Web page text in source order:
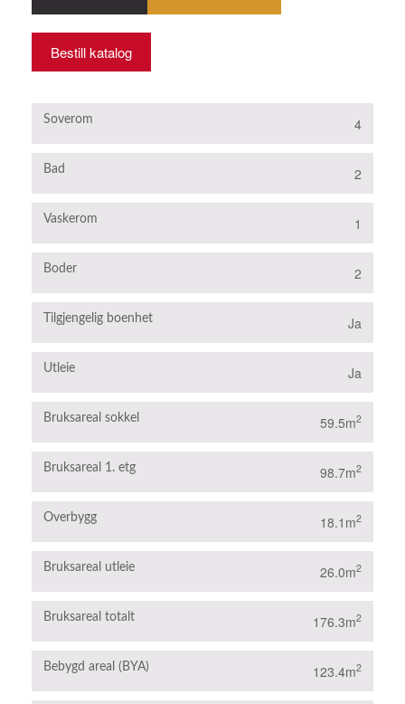
Bestill katalog
Soverom 4
Bad 2
Vaskerom 1
Boder 2
Tilgjengelig boenhet Ja
Utleie Ja
Bruksareal sokkel 59.5m2
Bruksareal 1. etg 98.7m2
Overbygg 18.1m2
Bruksareal utleie 26.0m2
Bruksareal totalt 176.3m2
Bebygd areal (BYA) 123.4m2